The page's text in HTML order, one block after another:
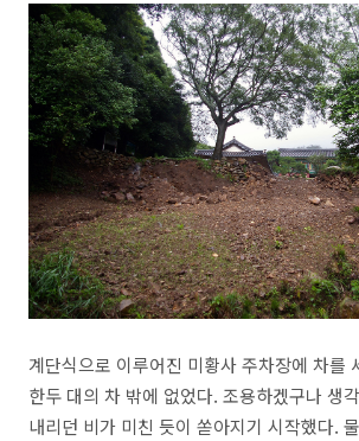
계단식으로 이루어진 미황사 주차장에 차를
한두 대의 차 밖에 없었다. 조용하겠구나 생
내리던 비가 미친 듯이 쏟아지기 시작했다.